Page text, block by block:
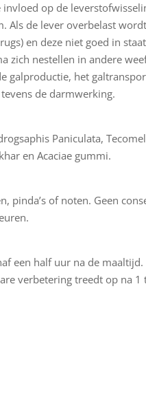
op de
Als de lever overbelast
en deze niet goed in
zich nestellen in andere
galproductie, het
de darmwerking.
Paniculata,
en Acaciae gummi.
pinda’s of noten. Geen
een half uur na de
verbetering treedt op na 1